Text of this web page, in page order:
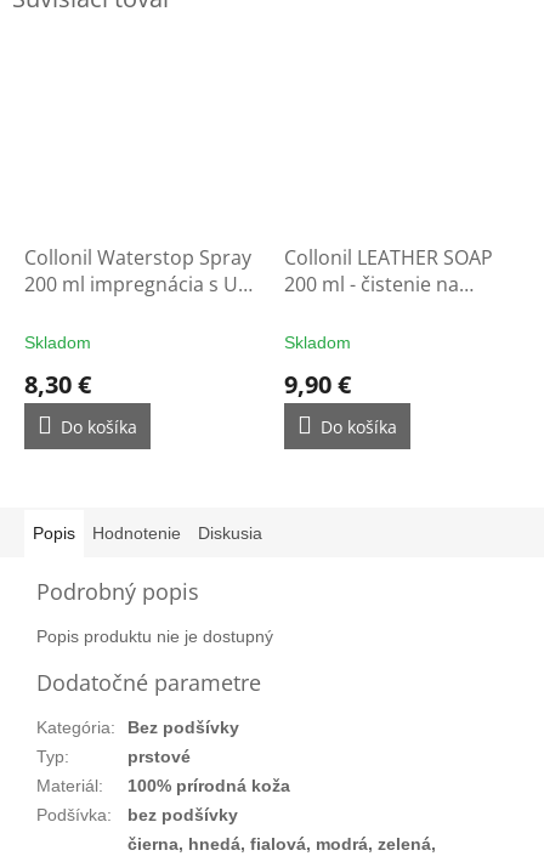
Collonil Waterstop Spray
200 ml impregnácia s UV
rukavice
Skladom
8,30 €
Do košíka
Collonil LEATHER SOAP
200 ml - čistenie na
Skladom
9,90 €
Do košíka
Popis Hodnotenie Diskusia
Podrobný popis
Popis produktu nie je dostupný
Dodatočné parametre
Kategória:
Bez podšívky
Typ:
prstové
Materiál:
100% prírodná koža
Podšívka: bez podšívky
čierna, hnedá, fialová, modrá, zelená,